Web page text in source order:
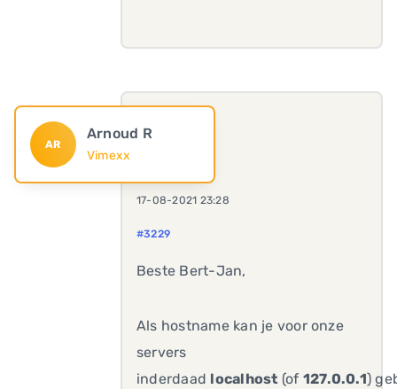
AR
Arnoud R
Vimexx
17-08-2021 23:28
#3229
Beste Bert-Jan,
Als hostname kan je voor onze
servers
inderdaad localhost (of 127.0.0.1)